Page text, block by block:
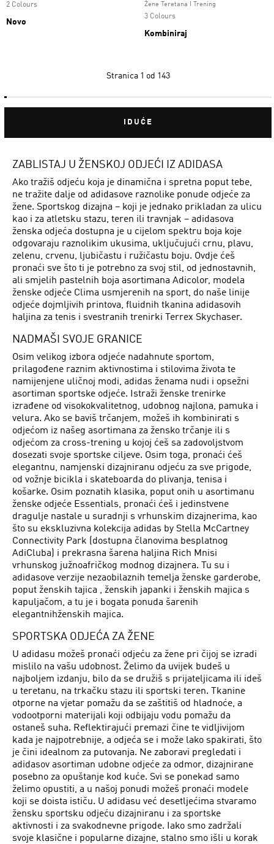
2 Colours
Novo
Žene Teretana I Trening
3 Colours
Kombiniraj
Stranica 1 od 143
IDUĆE
ZABLISTAJ U ŽENSKOJ ODJEĆI IZ ADIDASA
Ako tražiš odjeću koja je dinamična i spretna poput tebe,
ne tražite dalje od adidasove raznolike ponude odjeće za
žene. Sportskog dizajna – koji je jednako prikladan za ulicu
kao i za atletsku stazu, teren ili travnjak – adidasova
ženska odjeća dostupna je u cijelom spektru boja koje
odgovaraju raznolikim ukusima, uključujući crnu, plavu,
zelenu, crvenu, ljubičastu i ružičastu boju. Ovdje ćeš
pronaći sve što ti je potrebno za svoj stil, od jednostavnih,
ali smjelih pastelnih boja asortimana Adicolor, modela
ženske odjeće Clima usmjerenih na sport, do naše linije
odjeće dojmljivih printova, fluidnih tkanina adidasovih
haljina za tenis i svestranih trenirki Terrex Skychaser.
NADMAŠI SVOJE GRANICE
Osim velikog izbora odjeće nadahnute sportom,
prilagođene raznim aktivnostima i stilovima života te
namijenjene uličnoj modi, adidas ženama nudi i opsežni
asortiman sportske odjeće. Istraži ženske trenirke
izrađene od visokokvalitetnog, udobnog najlona, pamuka i
velura. Ako se baviš trčanjem, možeš ih kombinirati s
odjećom iz našeg asortimana za žensko trčanje ili s
odjećom za cross-trening u kojoj ćeš sa zadovoljstvom
dosezati svoje sportske ciljeve. Osim toga, pronaći ćeš
elegantnu, namjenski dizajniranu odjeću za sve prigode,
od vožnje bicikla i skateboarda do plivanja, tenisa i
košarke. Osim poznatih klasika, poput onih u asortimanu
ženske odjeće Essentials, pronaći ćeš i jedinstvene
dragulje nastale u suradnji s vrhunskim dizajnerima, kao
što su ekskluzivna kolekcija adidas by Stella McCartney
Connectivity Park (dostupna članovima besplatnog
AdiCluba) i prekrasna šarena haljina Rich Mnisi
vrhunskog južnoafričkog modnog dizajnera. Tu su i
adidasove verzije nezaobilaznih temelja ženske garderobe,
poput ženskih tajica , ženskih japanki i ženskih majica s
kapuljačom, a tu je i bogata ponuda šarenih
elegantnihženskih majica.
SPORTSKA ODJEĆA ZA ŽENE
U adidasu možeš pronaći odjeću za žene pri čijoj se izradi
mislilo na vašu udobnost. Želimo da uvijek budeš u
najboljem izdanju, bilo da se družiš s prijateljicama ili ideš
u teretanu, na trkačku stazu ili sportski teren. Tkanine
otporne na vjetar pomažu da se zaštitiš od hladnoće, a
vodootporni materijali koji odbijaju vodu pomažu da
ostaneš suha. Reflektirajući premazi čine te vidljivijom
kada je najpotrebnije, a odjeća se i može lako spakirati, što
je čini idealnom za putovanja. Ne zaboravi pregledati i
adidasov asortiman udobne odjeće za odmor, dizajnirane
posebno za opuštanje kod kuće. Svi se ponekad samo
želimo opustiti, a u našoj ponudi možeš pronaći modele
koji se doista ističu. U adidasu već desetljećima stvaramo
žensku sportsku odjeću dizajniranu i za sportske
aktivnosti i za svakodnevne prigode. Iako smo zadržali
svoje klasične i popularne dizajne, stalno smo išli u korak